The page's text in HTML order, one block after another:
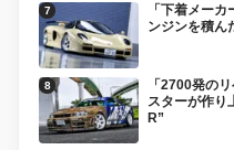
「下着メー
ンジンを積ん
「2700発の
スターが作り
R”